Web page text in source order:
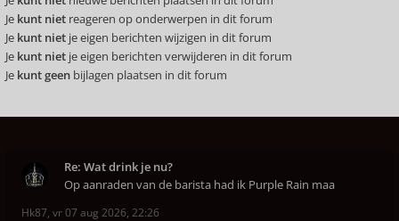
Je kunt niet reageren op onderwerpen in dit forum
Je kunt niet je eigen berichten wijzigen in dit forum
Je kunt niet je eigen berichten verwijderen in dit forum
Je kunt geen bijlagen plaatsen in dit forum
Re: Wat drink je nu?
Op aanraden van de barista had ik Purple Rain maa
Hk87, vr 07 aug 2026, 22:26